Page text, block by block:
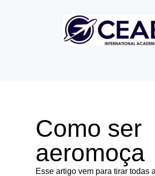
Como ser
aeromoça
Esse artigo vem para tirar todas